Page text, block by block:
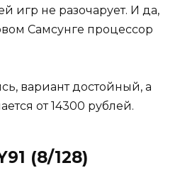
игр не разочарует. И да,
Самсунге процессор
вариант достойный, а
от 14300 рублей.
(8/128)